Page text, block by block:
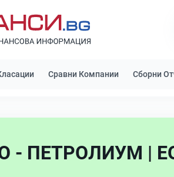
Сравни Компании Сборни
- ПЕТРОЛИУМ |